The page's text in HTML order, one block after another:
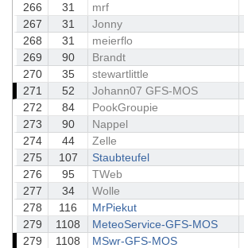
266
31 mrf
267
31 Jonny
268
31 meierflo
269
90 Brandt
270
35 stewartlittle
271
52 Johann07 GFS-MOS
272
84 PookGroupie
273
90 Nappel
274
44 Zelle
275
107 Staubteufel
276
95 TWeb
277
34 Wolle
278
116 MrPiekut
279
1108 MeteoService-GFS-MOS
279
1108 MSwr-GFS-MOS